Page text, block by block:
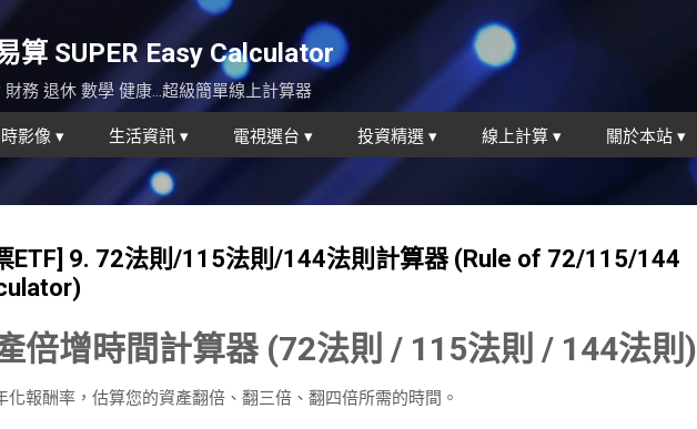
算 SUPER Easy Calculator
財務 退休 數學 健康...超級簡單線上計算器
影像 ▾ 生活資訊 ▾ 電視選台 ▾ 投資精選 ▾ 線上計算 ▾ 關於本站 ▾
ETF] 9. 72法則/115法則/144法則計算器 (Rule of 72/115/144
倍增時間計算器 (72法則 / 115法則 / 144法則)
化報酬率，估算您的資產翻倍、翻三倍、翻四倍所需的時間。